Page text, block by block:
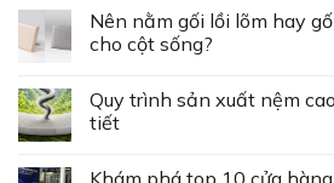
Nên nằm gối lồi lõm hay
cho cột sống?
Quy trình sản xuất nệm
tiết
Khám phá top 10 cửa